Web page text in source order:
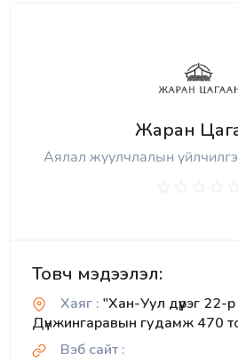
Жаран
Аялал жуулчлалын
Товч мэдээлэл:
Хаяг : "Хан-Уул дүүрэг
Дүнжингаравын гудамж 470
Вэб сайт :